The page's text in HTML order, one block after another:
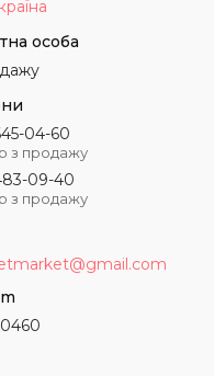
04-60
з продажу
09-40
з продажу